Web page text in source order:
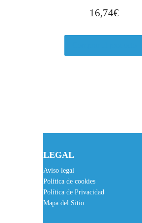
16,74€
LEGAL
Aviso legal
Política de cookies
Política de Privacidad
Mapa del Sitio